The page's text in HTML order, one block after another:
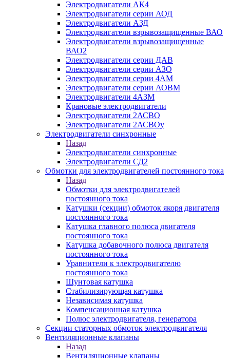
Электродвигатели АК4
Электродвигатели серии АОД
Электродвигатели АЗД
Электродвигатели взрывозащищенные ВАО
Электродвигатели взрывозащищенные
ВАО2
Электродвигатели серии ДАВ
Электродвигатели серии АЗО
Электродвигатели серии 4АМ
Электродвигатели серии АОВМ
Электродвигатели 4АЗМ
Крановые электродвигатели
Электродвигатели 2АСВО
Электродвигатели 2АСВОу
Электродвигатели синхронные
Назад
Электродвигатели синхронные
Электродвигатели СД2
Обмотки для электродвигателей постоянного тока
Назад
Обмотки для электродвигателей
постоянного тока
Катушки (секции) обмоток якоря двигателя
постоянного тока
Катушка главного полюса двигателя
постоянного тока
Катушка добавочного полюса двигателя
постоянного тока
Уравнители к электродвигателю
постоянного тока
Шунтовая катушка
Стабилизирующая катушка
Независимая катушка
Компенсационная катушка
Полюс электродвигателя, генератора
Секции статорных обмоток электродвигателя
Вентиляционные клапаны
Назад
Вентиляционные клапаны